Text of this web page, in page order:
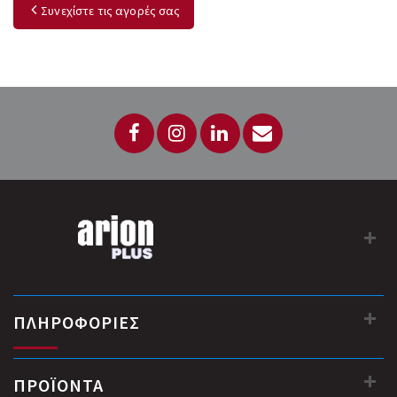
Συνεχίστε τις αγορές σας
ΠΛΗΡΟΦΟΡΙΕΣ
ΠΡΟΪΟΝΤΑ